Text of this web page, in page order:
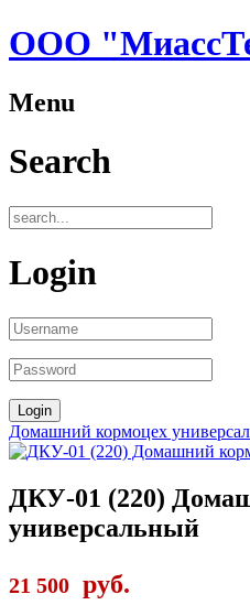
ООО
Menu
Search
Login
Домашний кормоцех
ДКУ-01 (220)
универсальный
21 500 руб.